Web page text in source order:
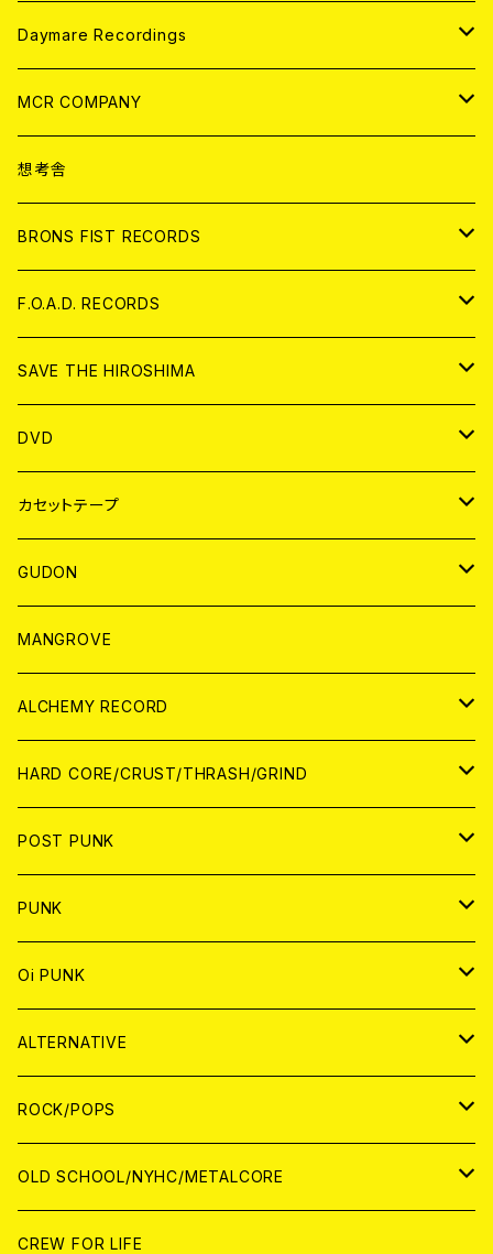
アパレル
ANALOG
CD
ANALOG
Daymare Recordings
CD
ANALOG
MCR COMPANY
CD
アパレル
ANALOG
想考舎
BRONS FIST RECORDS
CD
ANALOG
F.O.A.D. RECORDS
CD
ANALOG
SAVE THE HIROSHIMA
アパレル
BADGE
DVD
JAPAN
WORLD
カセットテープ
JAPAN
WORLD
GUDON
アパレル
PATCH
アナログ
DIGITAL CONTENTS
MANGROVE
ALCHEMY RECORD
CD
ANALOG
HARD CORE/CRUST/THRASH/GRIND
JAPAN
CD
ANALOG
WORLD
CD
ANALOG
POST PUNK
CD
JAPAN
WORLD
ANALOG
JAPAN
WORLD
PUNK
JAPAN
CD
ANALOG
WORLD
CD
ANALOG
Oi PUNK
JAPAN
CD
ANALOG
WOLRD
CD
ANALOG
ALTERNATIVE
JAPAN
CD
ANALOG
WORLD
CD
ROCK/POPS
JAPAN
CD
WORLD
OLD SCHOOL/NYHC/METALCORE
JAPAN
CREW FOR LIFE